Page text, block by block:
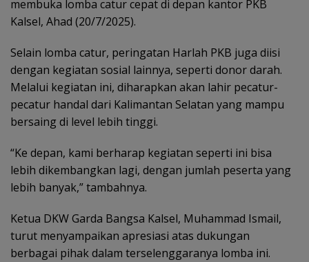
membuka lomba catur cepat di depan kantor PKB
Kalsel, Ahad (20/7/2025).
Selain lomba catur, peringatan Harlah PKB juga diisi
dengan kegiatan sosial lainnya, seperti donor darah.
Melalui kegiatan ini, diharapkan akan lahir pecatur-
pecatur handal dari Kalimantan Selatan yang mampu
bersaing di level lebih tinggi.
“Ke depan, kami berharap kegiatan seperti ini bisa
lebih dikembangkan lagi, dengan jumlah peserta yang
lebih banyak,” tambahnya.
Ketua DKW Garda Bangsa Kalsel, Muhammad Ismail,
turut menyampaikan apresiasi atas dukungan
berbagai pihak dalam terselenggaranya lomba ini.